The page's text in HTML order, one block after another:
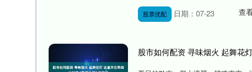
股票优配 日期：07-23 查
股市如何配资 寻味烟火 起舞花